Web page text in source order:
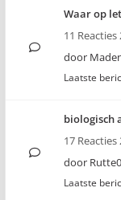
Waar op
11
door
Laatste
biologisch
17
door
Laatste